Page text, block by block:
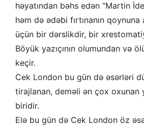
həyatından bəhs edən “Martin
həm də ədəbi fırtınanın
üçün bir dərslikdir, bir
Böyük yazıçının olumundan və
keçir.
Cek London bu gün də əsərləri
tirajlanan, deməli ən çox oxunan
biridir.
Elə bu gün də Cek London öz